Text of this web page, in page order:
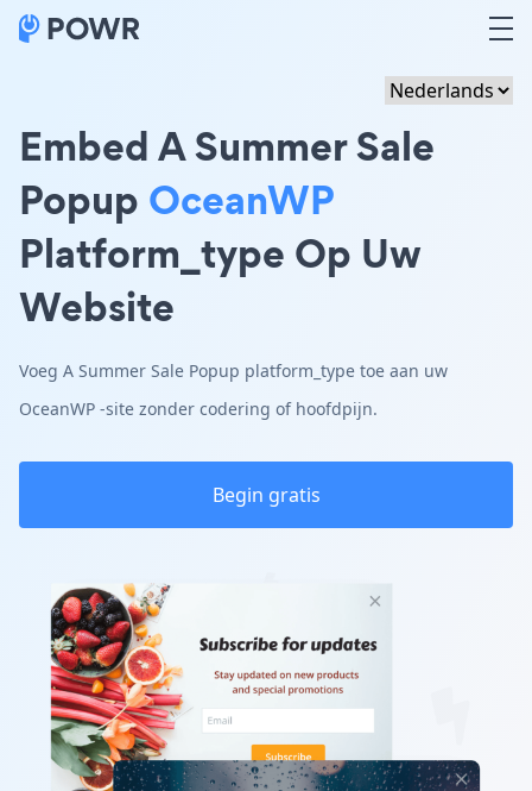
Embed A Summer Sale
Popup OceanWP
Platform_type Op Uw
Website
Voeg A Summer Sale Popup platform_type toe aan uw
OceanWP -site zonder codering of hoofdpijn.
Begin gratis